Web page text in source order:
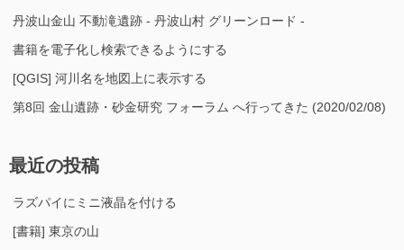
丹波山金山 不動滝遺跡 - 丹波山村 グリーンロード -
書籍を電子化し検索できるようにする
[QGIS] 河川名を地図上に表示する
第8回 金山遺跡・砂金研究 フォーラム へ行ってきた (2020/02/08)
最近の投稿
ラズパイにミニ液晶を付ける
[書籍] 東京の山